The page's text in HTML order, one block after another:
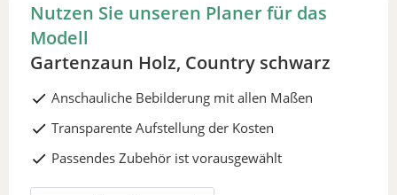
Nutzen Sie unseren Planer für das
Modell
Gartenzaun Holz, Country schwarz
Anschauliche Bebilderung mit allen Maßen
Transparente Aufstellung der Kosten
Passendes Zubehör ist vorausgewählt